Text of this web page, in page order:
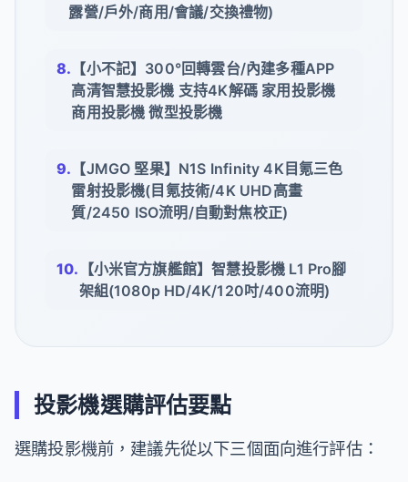
露營/戶外/商用/會議/交換禮物)
【小不記】300°回轉雲台/內建多種APP
高清智慧投影機 支持4K解碼 家用投影機
商用投影機 微型投影機
【JMGO 堅果】N1S Infinity 4K目氪三色
雷射投影機(目氪技術/4K UHD高畫
質/2450 ISO流明/自動對焦校正)
【小米官方旗艦館】智慧投影機 L1 Pro腳
架組(1080p HD/4K/120吋/400流明)
投影機選購評估要點
選購投影機前，建議先從以下三個面向進行評估：